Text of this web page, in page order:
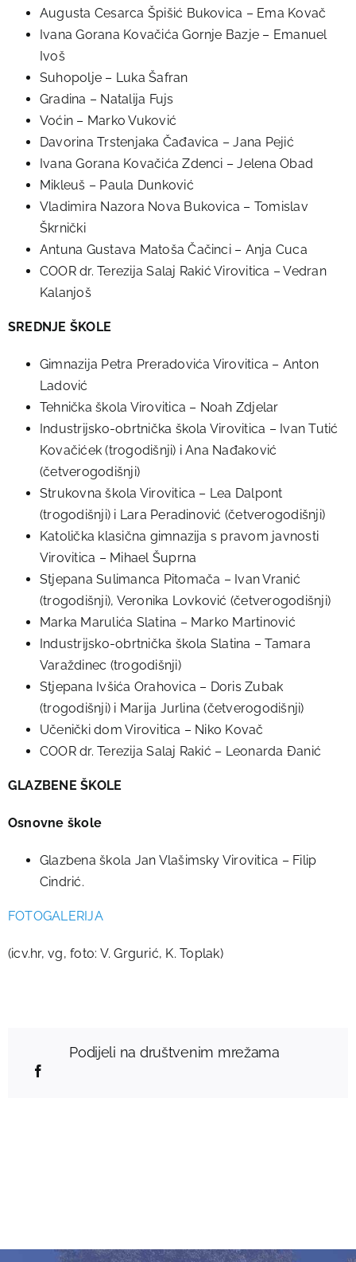
Augusta Cesarca Špišić Bukovica – Ema Kovač
Ivana Gorana Kovačića Gornje Bazje – Emanuel
Ivoš
Suhopolje – Luka Šafran
Gradina – Natalija Fujs
Voćin – Marko Vuković
Davorina Trstenjaka Čađavica – Jana Pejić
Ivana Gorana Kovačića Zdenci – Jelena Obad
Mikleuš – Paula Dunković
Vladimira Nazora Nova Bukovica – Tomislav
Škrnički
Antuna Gustava Matoša Čačinci – Anja Cuca
COOR dr. Terezija Salaj Rakić Virovitica – Vedran
Kalanjoš
SREDNJE ŠKOLE
Gimnazija Petra Preradovića Virovitica – Anton
Ladović
Tehnička škola Virovitica – Noah Zdjelar
Industrijsko-obrtnička škola Virovitica – Ivan Tutić
Kovačićek (trogodišnji) i Ana Nađaković
(četverogodišnji)
Strukovna škola Virovitica – Lea Dalpont
(trogodišnji) i Lara Peradinović (četverogodišnji)
Katolička klasična gimnazija s pravom javnosti
Virovitica – Mihael Šuprna
Stjepana Sulimanca Pitomača – Ivan Vranić
(trogodišnji), Veronika Lovković (četverogodišnji)
Marka Marulića Slatina – Marko Martinović
Industrijsko-obrtnička škola Slatina – Tamara
Varaždinec (trogodišnji)
Stjepana Ivšića Orahovica – Doris Zubak
(trogodišnji) i Marija Jurlina (četverogodišnji)
Učenički dom Virovitica – Niko Kovač
COOR dr. Terezija Salaj Rakić – Leonarda Đanić
GLAZBENE ŠKOLE
Osnovne škole
Glazbena škola Jan Vlašimsky Virovitica – Filip
Cindrić.
FOTOGALERIJA
(icv.hr, vg, foto: V. Grgurić, K. Toplak)
Podijeli na društvenim mrežama